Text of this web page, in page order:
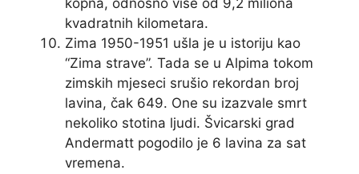
kopna, odnosno više od 9,2 miliona
kvadratnih kilometara.
Zima 1950-1951 ušla je u istoriju kao
“Zima strave”. Tada se u Alpima tokom
zimskih mjeseci srušio rekordan broj
lavina, čak 649. One su izazvale smrt
nekoliko stotina ljudi. Švicarski grad
Andermatt pogodilo je 6 lavina za sat
vremena.